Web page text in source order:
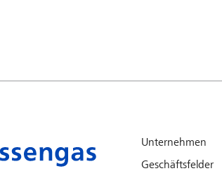
Unternehmen
Geschäftsfelder